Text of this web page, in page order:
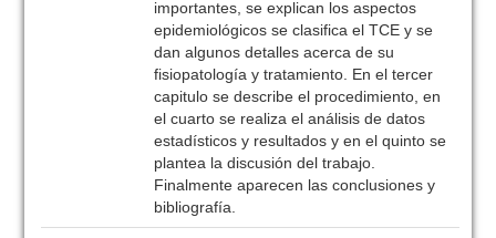
importantes, se explican los aspectos
epidemiológicos se clasifica el TCE y se
dan algunos detalles acerca de su
fisiopatología y tratamiento. En el tercer
capitulo se describe el procedimiento, en
el cuarto se realiza el análisis de datos
estadísticos y resultados y en el quinto se
plantea la discusión del trabajo.
Finalmente aparecen las conclusiones y
bibliografía.